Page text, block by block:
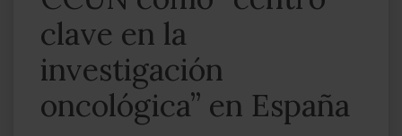
clave en la
investigación
oncológica” en España